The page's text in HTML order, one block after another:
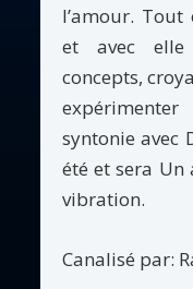
l’amour.
et avec elle
concepts,
syntonie avec
été et sera Un
vibration.
Canalisé par: